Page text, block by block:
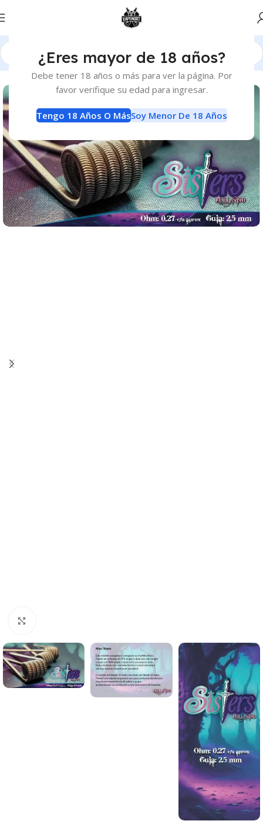
¿Eres mayor de 18 años?
Debe tener 18 años o más para ver la página. Por
favor verifique su edad para ingresar.
Tengo 18 Años O MásSoy Menor De 18 Años
Inicio Atomizadores Resistencias Reparables